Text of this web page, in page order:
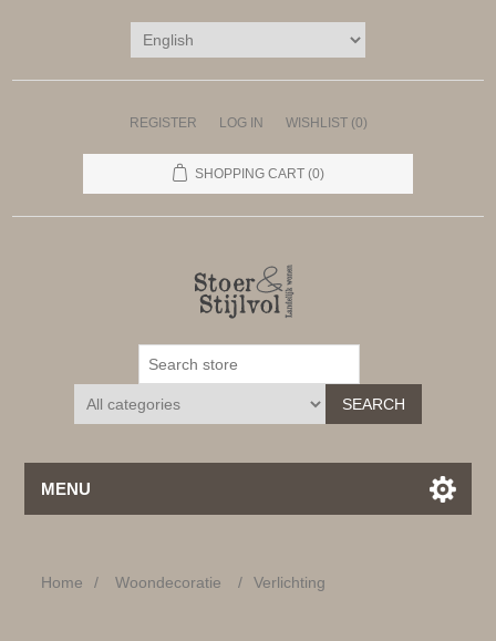
REGISTER LOG IN WISHLIST (0)
SHOPPING CART (0)
SEARCH
MENU
Home / Woondecoratie / Verlichting